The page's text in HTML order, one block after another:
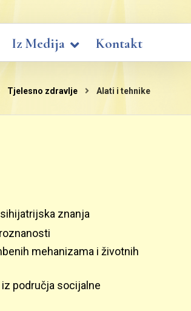
Iz Medija Kontakt
Tjelesno zdravlje Alati i tehnike
znanja
mehanizama i životnih
područja socijalne